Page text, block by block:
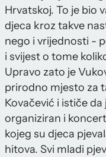
Hrvatskoj. To je bio
djeca kroz takve
nego i vrijednosti -
i svijest o tome
Upravo zato je
prirodno mjesto za
Kovačević i ističe
organiziran i
kojeg su djeca
hitova. Svi mladi